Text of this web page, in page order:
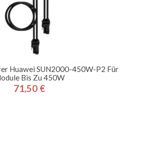
Huawei SUN2000-450W-P2 Für
Bis Zu 450W
Preis
71,50 €